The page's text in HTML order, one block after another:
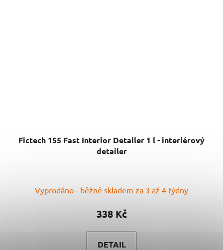
Fictech 155 Fast Interior Detailer 1 l - interiérový
detailer
Vyprodáno - běžně skladem za 3 až 4 týdny
338 Kč
DETAIL